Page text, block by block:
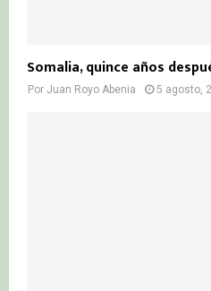
Somalia, quince años
Por Juan Royo Abenia 5 agosto,